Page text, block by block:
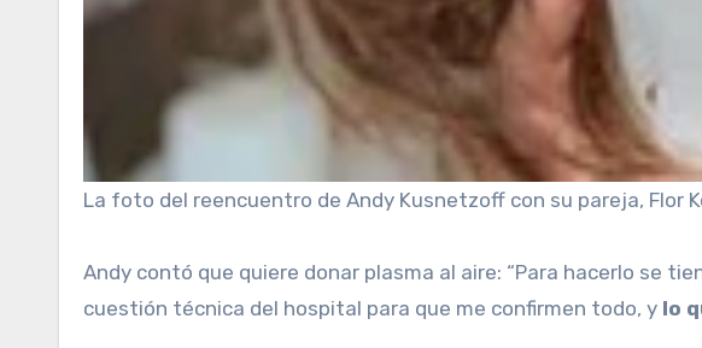
La foto del reencuentro de Andy Kusnetzoff con su pareja, Flor
Andy contó que quiere donar plasma al aire: “Para hacerlo se
cuestión técnica del hospital para que me confirmen todo, y lo